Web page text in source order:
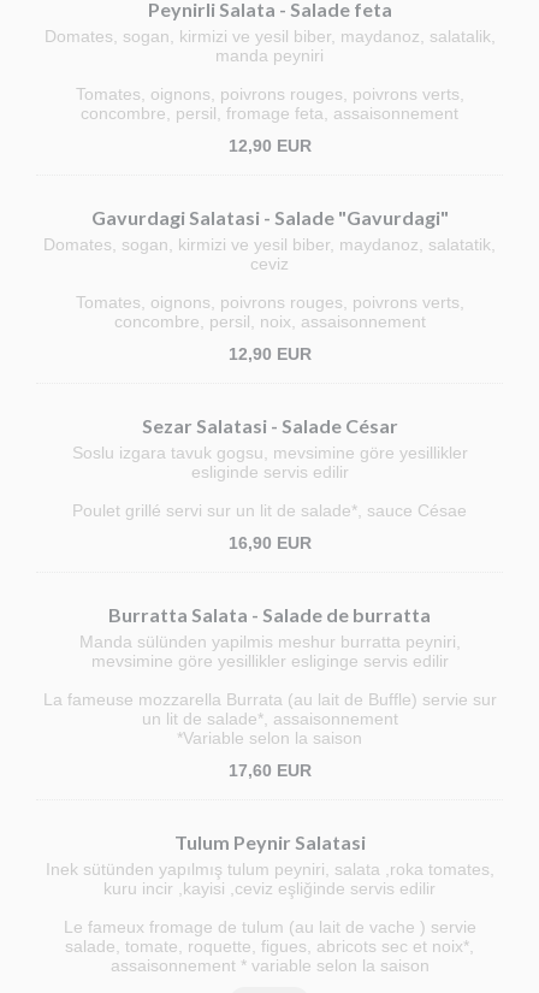
Peynirli Salata - Salade feta
Domates, sogan, kirmizi ve yesil biber, maydanoz, salatalik,
manda peyniri
Tomates, oignons, poivrons rouges, poivrons verts,
concombre, persil, fromage feta, assaisonnement
12,90 EUR
Gavurdagi Salatasi - Salade "Gavurdagi"
Domates, sogan, kirmizi ve yesil biber, maydanoz, salatatik,
ceviz
Tomates, oignons, poivrons rouges, poivrons verts,
concombre, persil, noix, assaisonnement
12,90 EUR
Sezar Salatasi - Salade César
Soslu izgara tavuk gogsu, mevsimine göre yesillikler
esliginde servis edilir
Poulet grillé servi sur un lit de salade*, sauce Césae
16,90 EUR
Burratta Salata - Salade de burratta
Manda sülünden yapilmis meshur burratta peyniri,
mevsimine göre yesillikler esliginge servis edilir
La fameuse mozzarella Burrata (au lait de Buffle) servie sur
un lit de salade*, assaisonnement
*Variable selon la saison
17,60 EUR
Tulum Peynir Salatasi
Inek sütünden yapılmış tulum peyniri, salata ,roka tomates,
kuru incir ,kayisi ,ceviz eşliğinde servis edilir
Le fameux fromage de tulum (au lait de vache ) servie
salade, tomate, roquette, figues, abricots sec et noix*,
assaisonnement * variable selon la saison